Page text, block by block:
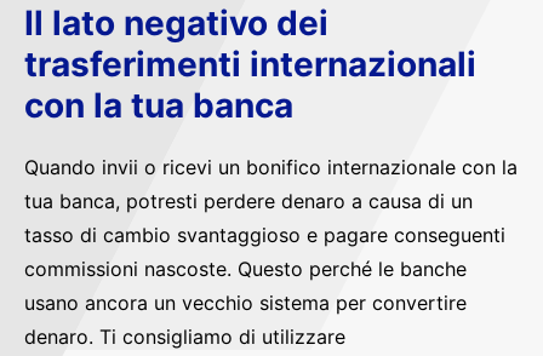
Il lato negativo dei
trasferimenti internazionali
con la tua banca
Quando invii o ricevi un bonifico internazionale con la
tua banca, potresti perdere denaro a causa di un
tasso di cambio svantaggioso e pagare conseguenti
commissioni nascoste. Questo perché le banche
usano ancora un vecchio sistema per convertire
denaro. Ti consigliamo di utilizzare